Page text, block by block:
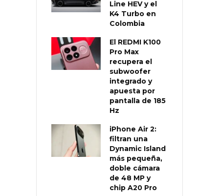
Line HEV y el
K4 Turbo en
Colombia
El REDMI K100
Pro Max
recupera el
subwoofer
integrado y
apuesta por
pantalla de 185
Hz
iPhone Air 2:
filtran una
Dynamic Island
más pequeña,
doble cámara
de 48 MP y
chip A20 Pro